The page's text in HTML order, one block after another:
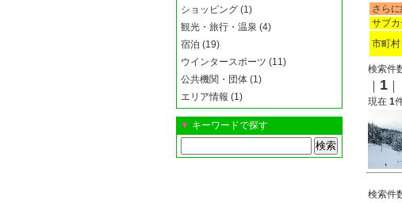
ショッピング (1)
観光・旅行・温泉 (4)
宿泊 (19)
ウインタースポーツ (11)
公共機関・団体 (1)
エリア情報 (1)
▼ キーワードで探す
さら
サブ
市町村
検索件
｜ 1 ｜
現在 1
検索件